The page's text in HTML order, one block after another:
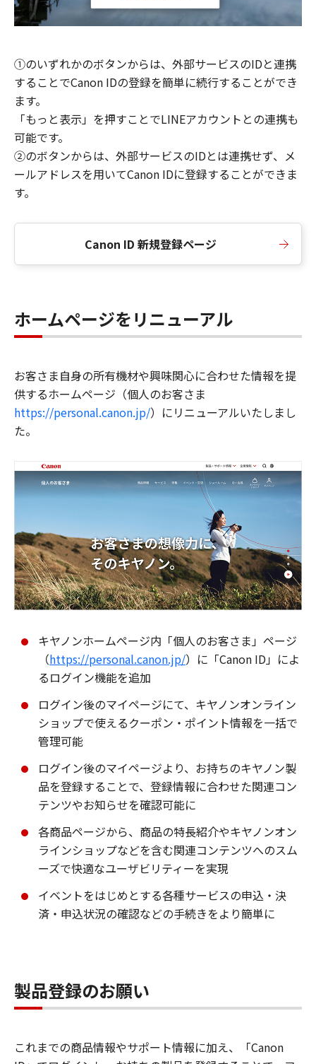
①のいずれかのボタンからは、外部サービスのIDと連携
することでCanon IDの登録を簡単に続行することができ
ます。
「もっと表示」を押すことでLINEアカウントとの連携も
可能です。
②のボタンからは、外部サービスのIDとは連携せず、メ
ールアドレスを用いてCanon IDに登録することができま
す。
Canon ID 新規登録ページ
ホームページをリニューアル
お客さま自身の所有機材や興味関心に合わせた情報を提
供するホームページ（個人のお客さま
https://personal.canon.jp/）にリニューアルいたしまし
た。
キヤノンホームページ内「個人のお客さま」ページ
（https://personal.canon.jp/）に「Canon ID」によ
るログイン機能を追加
ログイン後のマイページにて、キヤノンオンライン
ショップで使えるクーポン・ポイント情報を一括で
管理可能
ログイン後のマイページより、お持ちのキヤノン製
品を登録することで、登録情報に合わせた関連コン
テンツやお知らせを確認可能に
各商品ページから、商品の特長紹介やキヤノンオン
ラインショップなどを含む関連コンテンツへのスム
ーズで快適なユーザビリティーを実現
イベントをはじめとする各種サービスの申込・決
済・申込状況の確認などの手続きをより簡単に
製品登録のお願い
これまでの商品情報やサポート情報に加え、「Canon